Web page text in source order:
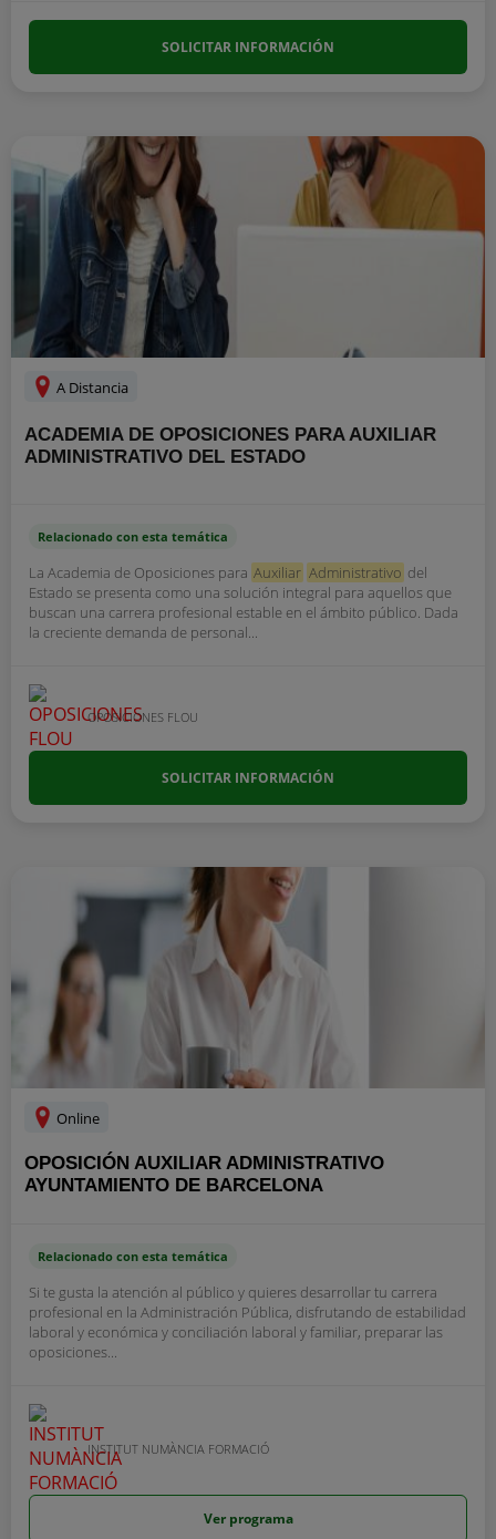
SOLICITAR INFORMACIÓN
A Distancia
ACADEMIA DE OPOSICIONES PARA AUXILIAR
ADMINISTRATIVO DEL ESTADO
Relacionado con esta temática
La Academia de Oposiciones para Auxiliar Administrativo del
Estado se presenta como una solución integral para aquellos que
buscan una carrera profesional estable en el ámbito público. Dada
la creciente demanda de personal...
OPOSICIONES FLOU
SOLICITAR INFORMACIÓN
Online
OPOSICIÓN AUXILIAR ADMINISTRATIVO
AYUNTAMIENTO DE BARCELONA
Relacionado con esta temática
Si te gusta la atención al público y quieres desarrollar tu carrera
profesional en la Administración Pública, disfrutando de estabilidad
laboral y económica y conciliación laboral y familiar, preparar las
oposiciones...
INSTITUT NUMÀNCIA FORMACIÓ
Ver programa